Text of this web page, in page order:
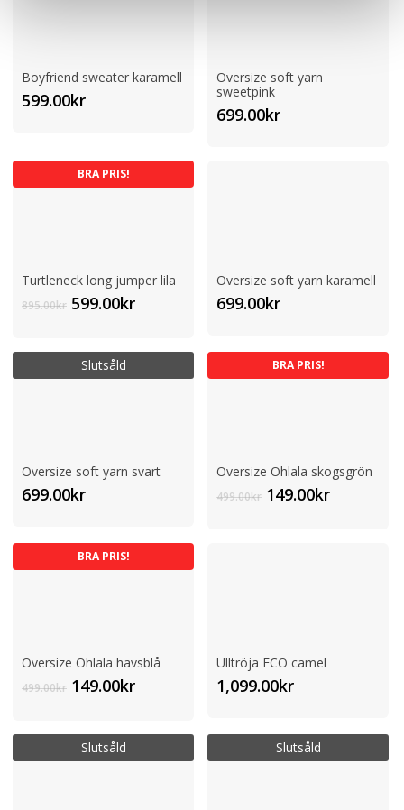
Boyfriend sweater karamell
599.00kr
Oversize soft yarn
sweetpink
699.00kr
BRA PRIS!
Turtleneck long jumper lila
895.00kr Det
var:
895.00kr.
599.00krDet
599.00kr.
Oversize soft yarn karamell
699.00kr
Slutsåld
Oversize soft yarn svart
699.00kr
BRA PRIS!
Oversize Ohlala skogsgrön
499.00kr Det
149.00krDet
BRA PRIS!
Oversize Ohlala havsblå
499.00kr Det
var:
499.00kr.
149.00krDet
149.00kr.
Ulltröja ECO camel
1,099.00kr
Slutsåld Slutsåld